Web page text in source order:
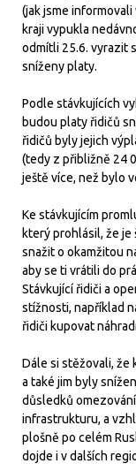
(jak jsme informovali
kraji vypukla
odmítli 25.6. vyrazit
sníženy platy.
Podle stávkujících
budou platy řidičů
řidičů byly jejich
(tedy z přibližně 24
ještě více, než bylo
Ke stávkujícím
který prohlásil, že je
snažit o okamžitou
aby se ti vrátili do
Stávkující řidiči a
stížnosti, například
řidiči kupovat
Dále si stěžovali, že
a také jim byly
důsledků
infrastrukturu, a
plošně po celém
dojde i v dalších